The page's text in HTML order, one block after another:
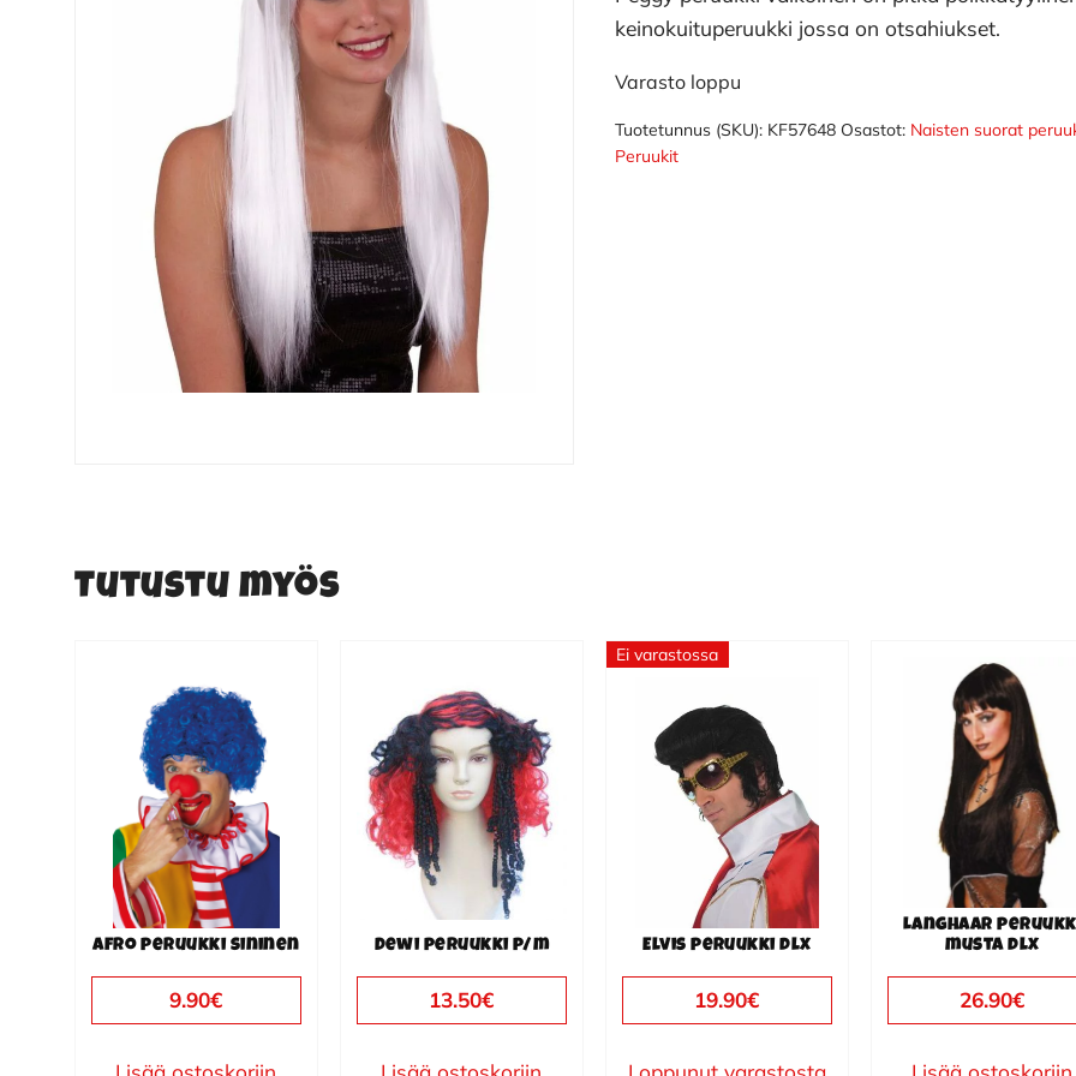
keinokuituperuukki jossa on otsahiukset.
Varasto loppu
Tuotetunnus (SKU): KF57648 Osastot: Naisten suorat
Peruukit
Tutustu myös
Afro peruukki sininen
9.90€
Dewi peruukki p/m
13.50€
Ei varastossa
Elvis peruukki dlx
19.90€
Langhaar
musta dlx
26.90€